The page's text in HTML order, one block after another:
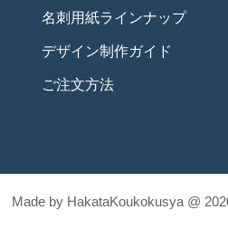
名刺用紙ラインナップ
デザイン制作ガイド
ご注文方法
Made by HakataKoukokusya @